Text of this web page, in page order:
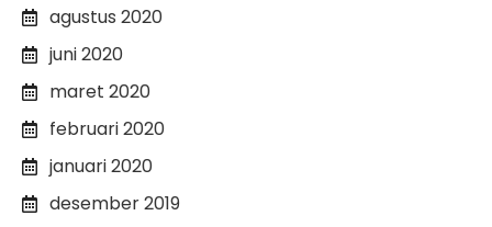
agustus 2020
juni 2020
maret 2020
februari 2020
januari 2020
desember 2019